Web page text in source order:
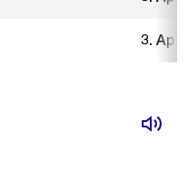
3. April